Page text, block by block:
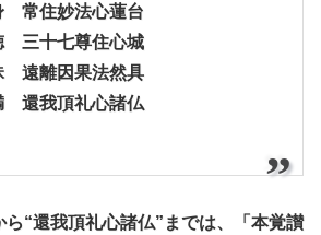
常住妙法心蓮台
三十七尊住心城
遠離因果法然具
還我頂礼心諸仏
ら“還我頂礼心諸仏”までは、「本覚讃